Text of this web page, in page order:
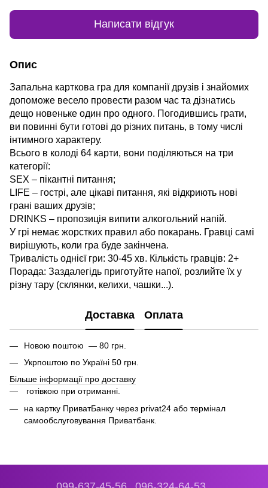
Написати відгук
Опис
Запальна карткова гра для компанії друзів і знайомих
допоможе весело провести разом час та дізнатись
дещо новеньке один про одного. Погодившись грати,
ви повинні бути готові до різних питань, в тому числі
інтимного характеру.
Всього в колоді 64 карти, вони поділяються на три
категорії:
SEX – пікантні питання;
LIFE – гострі, але цікаві питання, які відкриють нові
грані ваших друзів;
DRINKS – пропозиція випити алкогольний напій.
У грі немає жорстких правил або покарань. Гравці самі
вирішують, коли гра буде закінчена.
Тривалість однієї гри: 30-45 хв. Кількість гравців: 2+
Порада: Заздалегідь приготуйте напої, розлийте їх у
різну тару (склянки, келихи, чашки...).
Доставка Оплата
Новою поштою — 80 грн.
Укрпоштою по Україні 50 грн.
Більше інформації про доставку
готівкою при отриманні.
на картку ПриватБанку через privat24 або термінал
самообслуговування Приватбанк.